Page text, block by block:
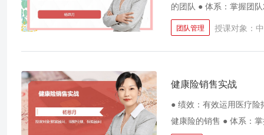
的团队 ● 体系：掌握团
教育训练系统、辅导追
团队管理 授课对象：
健康险销售实战
● 绩效：有效运用医疗
健康险的销售 ● 体系：